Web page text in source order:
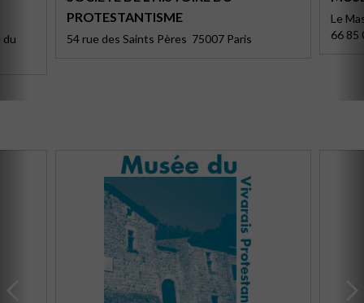
du
PROTESTANTISME
54 rue des Saints Pères 75007 Paris
Le
66 85